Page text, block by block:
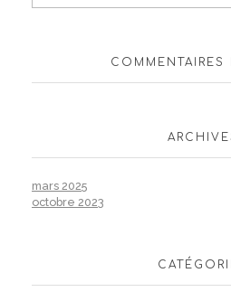
COMMENTAIRES
mars 2025
octobre 2023